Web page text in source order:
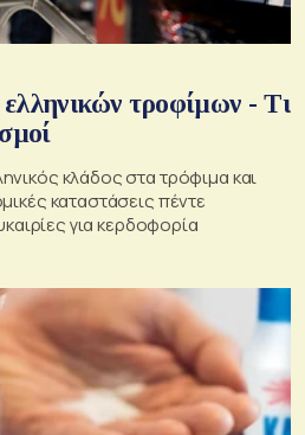
τροφίμων - Τι
κλάδος στα τρόφιμα και
καταστάσεις πέντε
για κερδοφορία